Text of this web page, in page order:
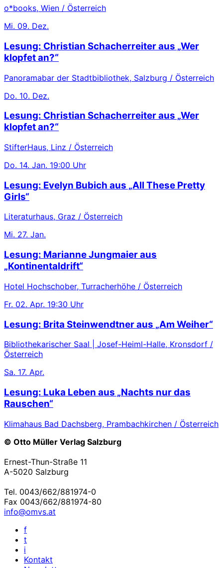
o*books, Wien / Österreich
Mi. 09. Dez.
Lesung: Christian Schacherreiter aus „Wer
klopfet an?“
Panoramabar der Stadtbibliothek, Salzburg / Österreich
Do. 10. Dez.
Lesung: Christian Schacherreiter aus „Wer
klopfet an?“
StifterHaus, Linz / Österreich
Do. 14. Jan. 19:00 Uhr
Lesung: Evelyn Bubich aus „All These Pretty
Girls“
Literaturhaus, Graz / Österreich
Mi. 27. Jan.
Lesung: Marianne Jungmaier aus
„Kontinentaldrift“
Hotel Hochschober, Turracherhöhe / Österreich
Fr. 02. Apr. 19:30 Uhr
Lesung: Brita Steinwendtner aus „Am Weiher“
Bibliothekarischer Saal | Josef-Heiml-Halle, Kronsdorf /
Österreich
Sa. 17. Apr.
Lesung: Luka Leben aus „Nachts nur das
Rauschen“
Klimahaus Bad Dachsberg, Prambachkirchen / Österreich
© Otto Müller Verlag Salzburg
Ernest-Thun-Straße 11
A-5020 Salzburg
Tel. 0043/662/881974-0
Fax 0043/662/881974-80
info@omvs.at
f
t
i
Kontakt